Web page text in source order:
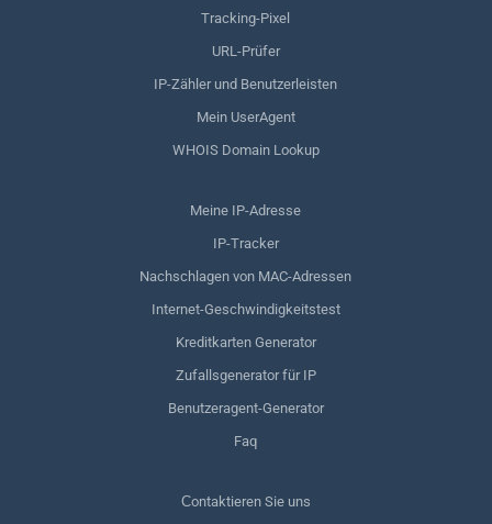
Tracking-Pixel
URL-Prüfer
IP-Zähler und Benutzerleisten
Mein UserAgent
WHOIS Domain Lookup
Meine IP-Adresse
IP-Tracker
Nachschlagen von MAC-Adressen
Internet-Geschwindigkeitstest
Kreditkarten Generator
Zufallsgenerator für IP
Benutzeragent-Generator
Faq
Сontaktieren Sie uns